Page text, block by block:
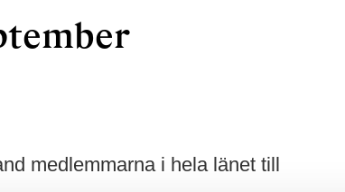
medlemmarna i hela länet till